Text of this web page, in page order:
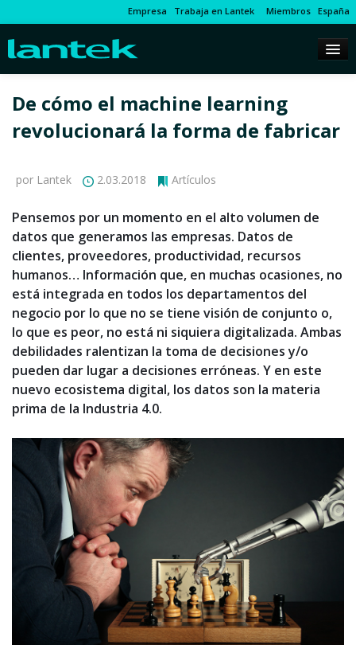
Empresa Trabaja en Lantek Miembros España
De cómo el machine learning
revolucionará la forma de fabricar
por Lantek 2.03.2018 Artículos
Pensemos por un momento en el alto volumen de
datos que generamos las empresas. Datos de
clientes, proveedores, productividad, recursos
humanos… Información que, en muchas ocasiones, no
está integrada en todos los departamentos del
negocio por lo que no se tiene visión de conjunto o,
lo que es peor, no está ni siquiera digitalizada. Ambas
debilidades ralentizan la toma de decisiones y/o
pueden dar lugar a decisiones erróneas. Y en este
nuevo ecosistema digital, los datos son la materia
prima de la Industria 4.0.